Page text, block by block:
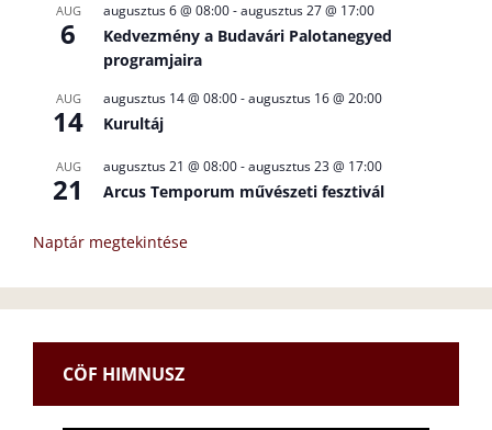
AUG
6
augusztus 6 @ 08:00-augusztus 27 @ 17:00
Kedvezmény a Budavári Palotanegyed
programjaira
AUG
14
augusztus 14 @ 08:00-augusztus 16 @ 20:00
Kurultáj
AUG
21
augusztus 21 @ 08:00-augusztus 23 @ 17:00
Arcus Temporum művészeti fesztivál
Naptár megtekintése
CÖF HIMNUSZ